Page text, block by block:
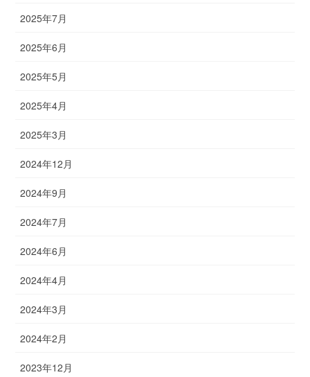
2025年7月
2025年6月
2025年5月
2025年4月
2025年3月
2024年12月
2024年9月
2024年7月
2024年6月
2024年4月
2024年3月
2024年2月
2023年12月